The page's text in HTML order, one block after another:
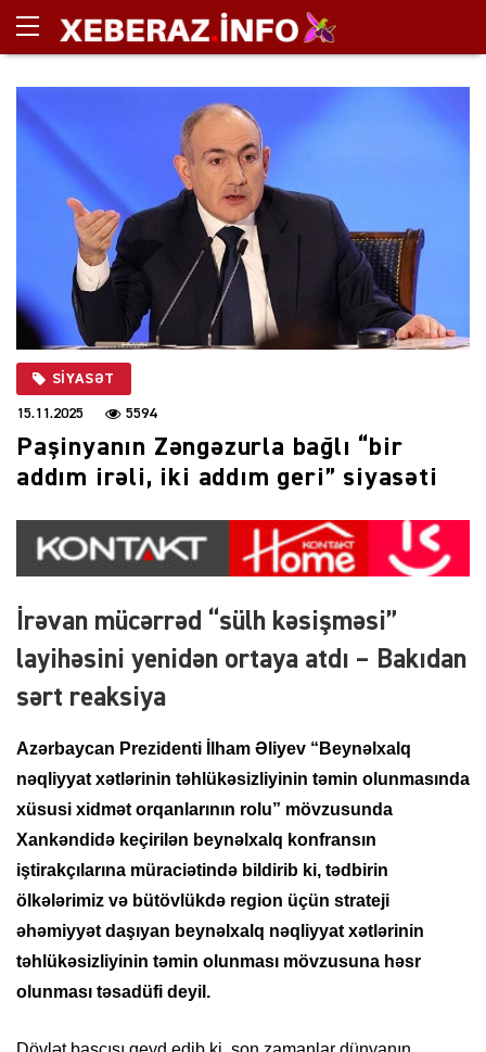
SIYASƏT
15.11.2025 5594
Paşinyanın Zəngəzurla bağlı “bir
addım irəli, iki addım geri” siyasəti
İrəvan mücərrəd “sülh kəsişməsi”
layihəsini yenidən ortaya atdı – Bakıdan
sərt reaksiya
Azərbaycan Prezidenti İlham Əliyev “Beynəlxalq
nəqliyyat xətlərinin təhlükəsizliyinin təmin olunmasında
xüsusi xidmət orqanlarının rolu” mövzusunda
Xankəndidə keçirilən beynəlxalq konfransın
iştirakçılarına müraciətində bildirib ki, tədbirin
ölkələrimiz və bütövlükdə region üçün strateji
əhəmiyyət daşıyan beynəlxalq nəqliyyat xətlərinin
təhlükəsizliyinin təmin olunması mövzusuna həsr
olunması təsadüfi deyil.